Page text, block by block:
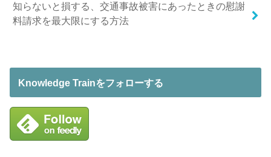
知らないと損する、交通事故被害にあったときの慰謝
料請求を最大限にする方法
Knowledge Trainをフォローする